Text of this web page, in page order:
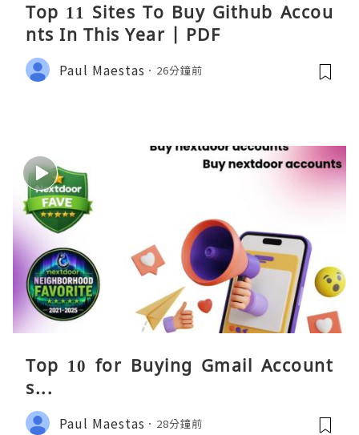
Top 11 Sites To Buy Github Accou
nts In This Year | PDF
Paul Maestas 26分鐘前
Top 10 for Buying Gmail Account
s...
Paul Maestas 28分鐘前